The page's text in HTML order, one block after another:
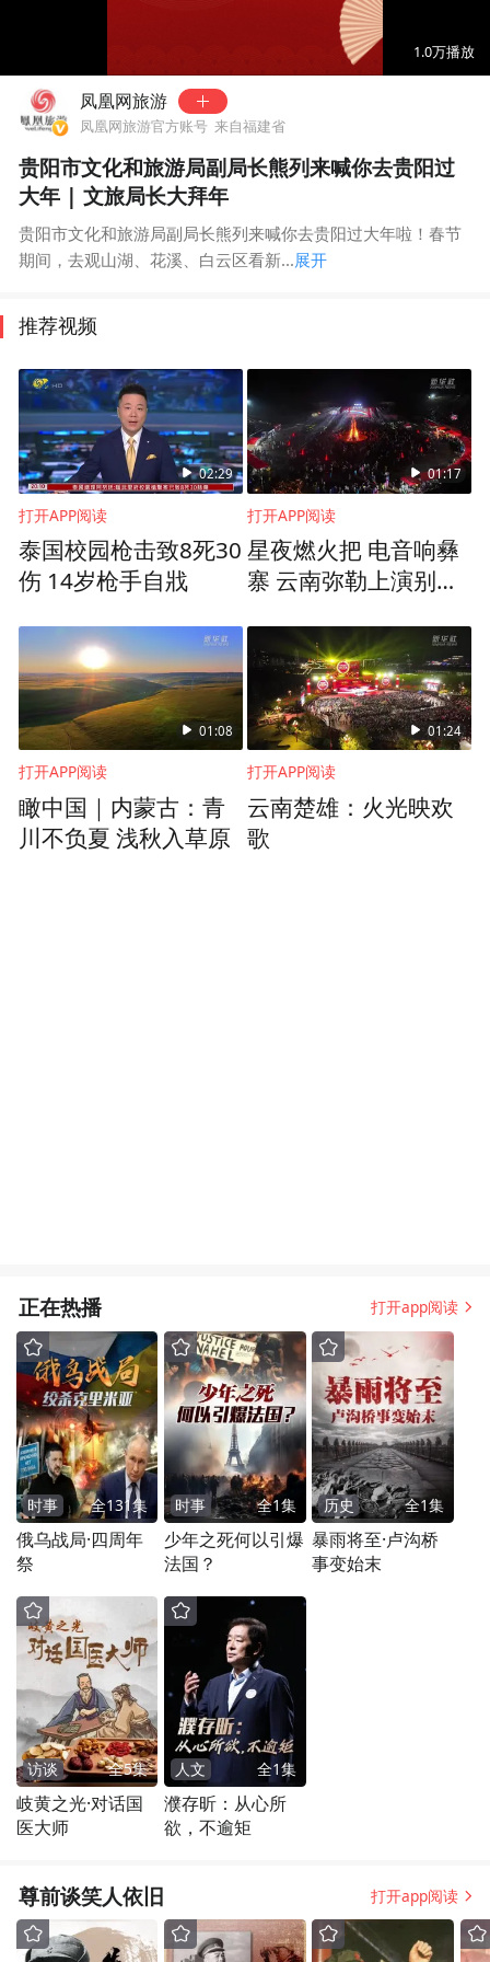
01:59
1.0万播放
凤凰网旅游
凤凰网旅游官方账号 来自福建省
贵阳市文化和旅游局副局长熊列来喊你去贵阳过
大年 | 文旅局长大拜年
贵阳市文化和旅游局副局长熊列来喊你去贵阳过大年啦！春节
期间，去观山湖、花溪、白云区看新...展开
推荐视频
02:29
打开APP阅读
泰国校园枪击致8死30
伤 14岁枪手自戕
01:17
打开APP阅读
星夜燃火把 电音响彝
寨 云南弥勒上演别样
01:08
打开APP阅读
瞰中国｜内蒙古：青
川不负夏 浅秋入草原
01:24
打开APP阅读
云南楚雄：火光映欢
歌
正在热播 打开app阅读
时事 全131集
俄乌战局·四周年
祭
时事 全1集
少年之死何以引爆
法国？
历史 全1集
暴雨将至·卢沟桥
事变始末
访谈 全5集
岐黄之光·对话国
医大师
人文 全1集
濮存昕：从心所
欲，不逾矩
尊前谈笑人依旧 打开app阅读